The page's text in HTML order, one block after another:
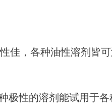
佳，各种油性溶剂皆
性的溶剂能试用于